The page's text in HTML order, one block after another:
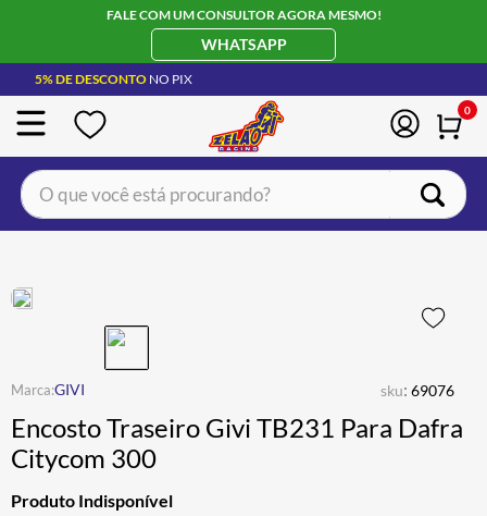
FALE COM UM CONSULTOR AGORA MESMO!
WHATSAPP
5% DE DESCONTO NO PIX
0
O que você está procurando?
GIVI sku: 69076
Encosto Traseiro Givi TB231 Para Dafra
Citycom 300
Produto Indisponível
JAQUETA
4º ÓCULOS SOLAR
5º LUVA
6º BAU
7º CALÇA